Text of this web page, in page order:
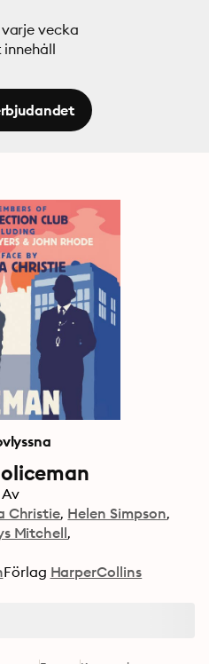
vecka
Av
Christie Helen Simpson
Mitchell
Förlag HarperCollins